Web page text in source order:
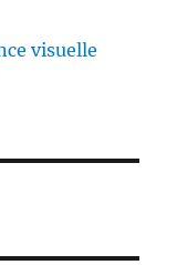
visuelle